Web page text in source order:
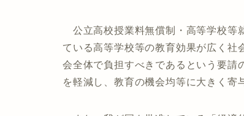
公立高校授業料無償制・高等学校等
ている高等学校等の教育効果が広く社
会全体で負担すべきであるという要請
を軽減し、教育の機会均等に大きく寄